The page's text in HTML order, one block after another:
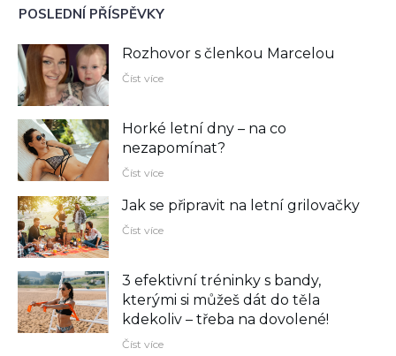
POSLEDNÍ PŘÍSPĚVKY
Rozhovor s členkou Marcelou
Číst více
Horké letní dny – na co
nezapomínat?
Číst více
Jak se připravit na letní grilovačky
Číst více
3 efektivní tréninky s bandy,
kterými si můžeš dát do těla
kdekoliv –⁠ třeba na dovolené!
Číst více